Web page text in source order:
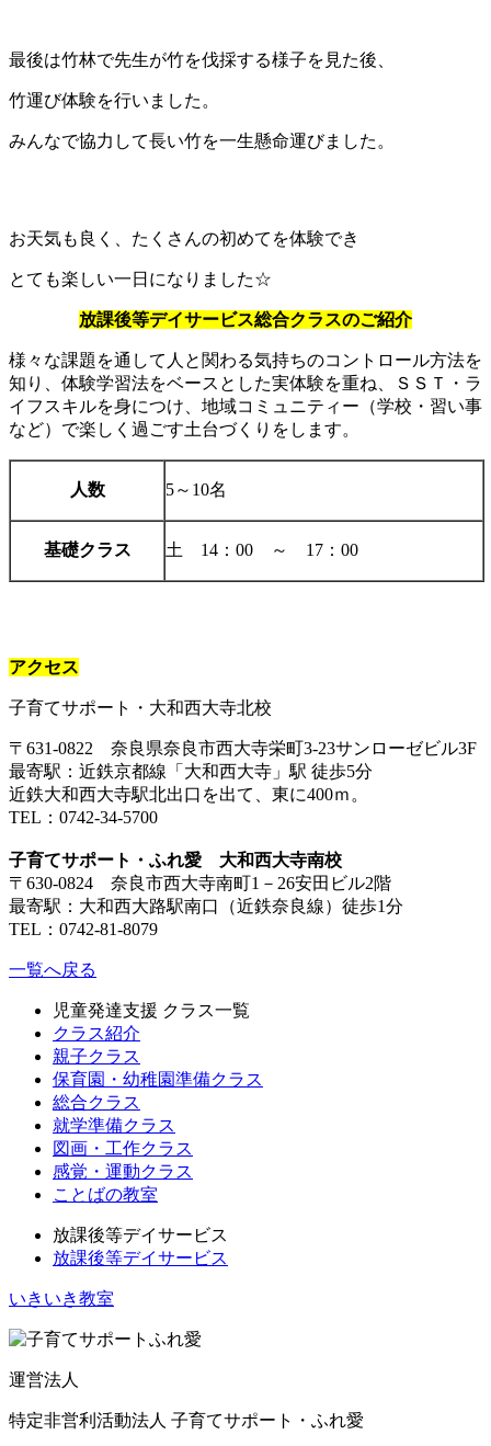
最後は竹林で先生が竹を伐採する様子を見た後、
竹運び体験を行いました。
みんなで協力して長い竹を一生懸命運びました。
お天気も良く、たくさんの初めてを体験でき
とても楽しい一日になりました☆
放課後等デイサービス総合クラスのご紹介
様々な課題を通して人と関わる気持ちのコントロール方法を
知り、体験学習法をベースとした実体験を重ね、ＳＳＴ・ラ
イフスキルを身につけ、地域コミュニティー（学校・習い事
など）で楽しく過ごす土台づくりをします。
人数 5～10名
基礎クラス 土 14：00 ～ 17：00
アクセス
子育てサポート・大和西大寺北校
〒631-0822 奈良県奈良市西大寺栄町3-23サンローゼビル3F
最寄駅：近鉄京都線「大和西大寺」駅 徒歩5分
近鉄大和西大寺駅北出口を出て、東に400ｍ。
TEL：0742-34-5700
子育てサポート・ふれ愛 大和西大寺南校
〒630-0824 奈良市西大寺南町1－26安田ビル2階
最寄駅：大和西大路駅南口（近鉄奈良線）徒歩1分
TEL：0742-81-8079
一覧へ戻る
児童発達支援 クラス一覧
クラス紹介
親子クラス
保育園・幼稚園準備クラス
総合クラス
就学準備クラス
図画・工作クラス
感覚・運動クラス
ことばの教室
放課後等デイサービス
放課後等デイサービス
いきいき教室
運営法人
特定非営利活動法人 子育てサポート・ふれ愛